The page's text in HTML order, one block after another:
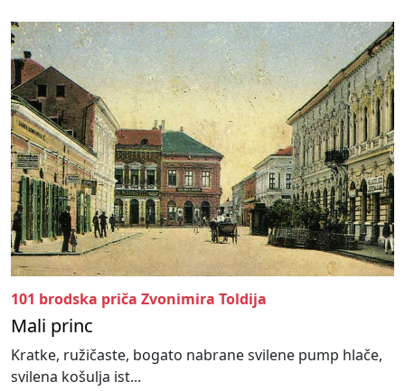
101 brodska priča Zvonimira Toldija
Mali princ
Kratke, ružičaste, bogato nabrane svilene pump hlače,
svilena košulja ist...